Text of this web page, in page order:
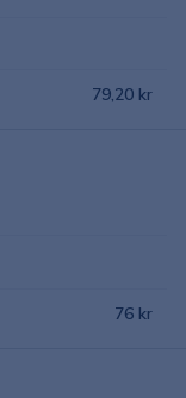
79,20 kr
76 kr